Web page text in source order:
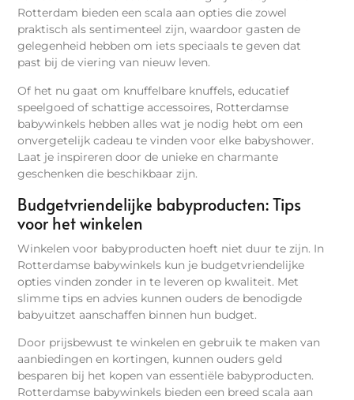
Rotterdam bieden een scala aan opties die zowel
praktisch als sentimenteel zijn, waardoor gasten de
gelegenheid hebben om iets speciaals te geven dat
past bij de viering van nieuw leven.
Of het nu gaat om knuffelbare knuffels, educatief
speelgoed of schattige accessoires, Rotterdamse
babywinkels hebben alles wat je nodig hebt om een
onvergetelijk cadeau te vinden voor elke babyshower.
Laat je inspireren door de unieke en charmante
geschenken die beschikbaar zijn.
Budgetvriendelijke babyproducten: Tips
voor het winkelen
Winkelen voor babyproducten hoeft niet duur te zijn. In
Rotterdamse babywinkels kun je budgetvriendelijke
opties vinden zonder in te leveren op kwaliteit. Met
slimme tips en advies kunnen ouders de benodigde
babyuitzet aanschaffen binnen hun budget.
Door prijsbewust te winkelen en gebruik te maken van
aanbiedingen en kortingen, kunnen ouders geld
besparen bij het kopen van essentiële babyproducten.
Rotterdamse babywinkels bieden een breed scala aan